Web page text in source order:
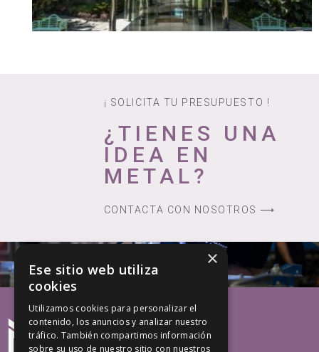
¡ SOLICITA TU PRESUPUESTO !
¿TIENES UNA
IDEA EN
METAL?
CONTACTA CON NOSOTROS ⟶
×
Ese sitio web utiliza
cookies
Utilizamos cookies para personalizar el
contenido, los anuncios y analizar nuestro
tráfico. También compartimos información
sobre su uso de nuestro sitio con nuestros